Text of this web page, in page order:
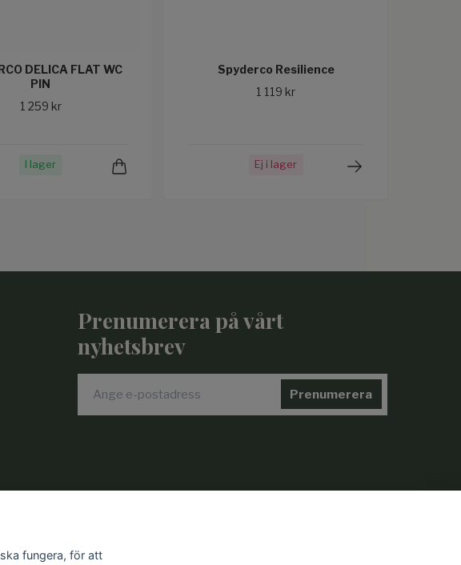
DELICA FLAT WC
PIN
1 259 kr
I lager
Spyderco Resilience
1 119 kr
Ej i lager
Prenumerera på vårt
nyhetsbrev
Prenumerera
fungera, för att